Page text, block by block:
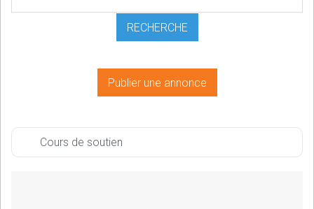
Publier une annonce
Cours de soutien